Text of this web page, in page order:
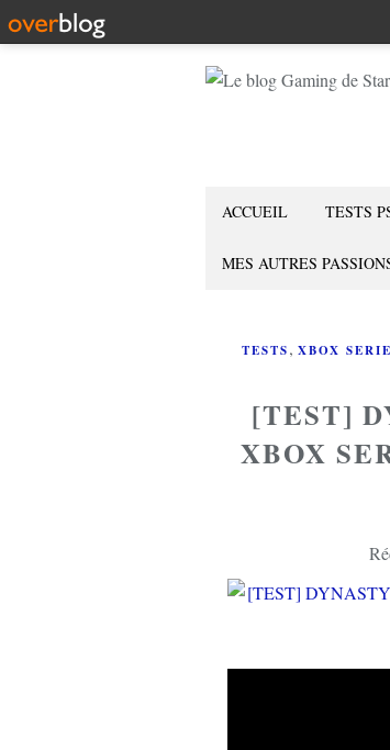
ACCUEIL TESTS
MES AUTRES
TESTS, XBOX
[TEST]
XBOX